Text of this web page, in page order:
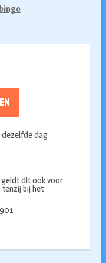
dag
dit ook voor
tenzij bij het